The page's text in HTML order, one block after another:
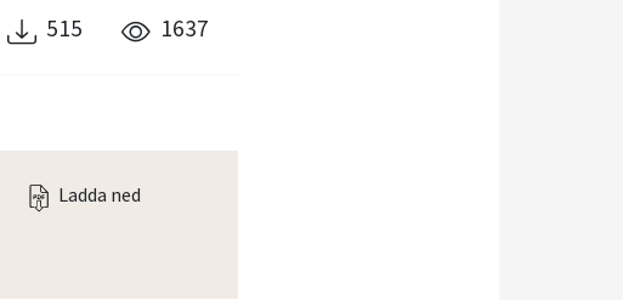
515 1637
Ladda ned